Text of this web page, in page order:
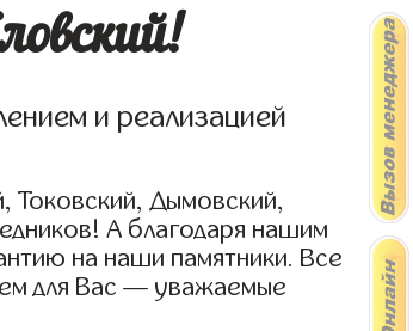
и реализацией
Токовский, Дымовский,
А благодаря нашим
на наши памятники. Все
для Вас — уважаемые